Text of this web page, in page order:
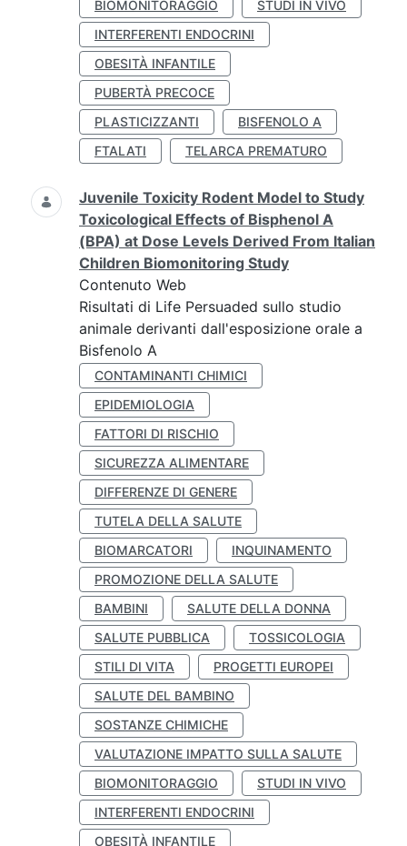
BIOMONITORAGGIO
STUDI IN VIVO
INTERFERENTI ENDOCRINI
OBESITÀ INFANTILE
PUBERTÀ PRECOCE
PLASTICIZZANTI
BISFENOLO A
FTALATI
TELARCA PREMATURO
Juvenile Toxicity Rodent Model to Study
Toxicological Effects of Bisphenol A
(BPA) at Dose Levels Derived From Italian
Children Biomonitoring Study
Contenuto Web
Risultati di Life Persuaded sullo studio
animale derivanti dall'esposizione orale a
Bisfenolo A
CONTAMINANTI CHIMICI
EPIDEMIOLOGIA
FATTORI DI RISCHIO
SICUREZZA ALIMENTARE
DIFFERENZE DI GENERE
TUTELA DELLA SALUTE
BIOMARCATORI
INQUINAMENTO
PROMOZIONE DELLA SALUTE
BAMBINI
SALUTE DELLA DONNA
SALUTE PUBBLICA
TOSSICOLOGIA
STILI DI VITA
PROGETTI EUROPEI
SALUTE DEL BAMBINO
SOSTANZE CHIMICHE
VALUTAZIONE IMPATTO SULLA SALUTE
BIOMONITORAGGIO
STUDI IN VIVO
INTERFERENTI ENDOCRINI
OBESITÀ INFANTILE